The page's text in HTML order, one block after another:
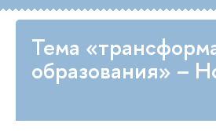
Тема
образования» –